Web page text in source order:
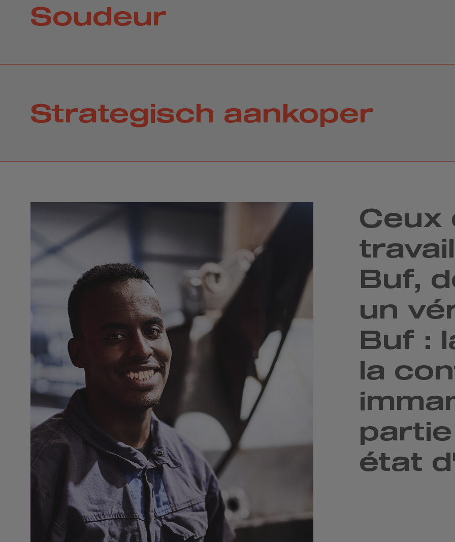
Soudeur
Strategisch aankoper
Ceux
Buf,
un
Buf :
la
état